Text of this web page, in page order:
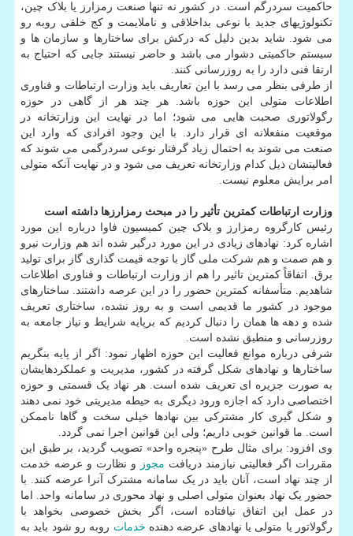
حاکمیت سردرگم است. در کشور نه تنها صنعت رمزارز یا بلاک چین،
تکنولوژیهای جدید با نوعی بداخلاقی و ناملایمت و کج خلقی روبه رو
می شود. شاید بدین دلیل که درکش برای ساختارها و سازمان ها و
سیستم حاکمیتی دشوار می باشد و حاضر نیستند جایی که احتیاج به
ارتقا فنی دارد را به روزرسانی کنند.
از طرفی بنظر می رسد با این تعاریف باید وزارت ارتباطات و فناوری
اطلاعات متولی این حوزه باشد. هر چند هر از گاهی در حوزه
رگولاتوری صحبت هایی می شود؛ اما در نهایت این وزارتخانه در
موقعیت منفعلانه ای قرار دارد. با این وجود افرادی که وارد این
صنعت می شوند به احتمال زیاد گرفتار نوعی سردرگمی می شوند که
فعالیتشان ذیل کدام وزارتخانه تعریف می شود و در نهایت آنکه متولی
امر برایش معلوم نیست.
وزارت ارتباطات کمترین تأثیر را در مبحث رمزارزها داشته است
رئیس کارگروه رمزارز و بلاک چین کمیسیون فاوا درباره این مورد
اشاره کرد: نهادهای زیادی در این مورد درگیر شده اند هم وزارت نیرو
و هم صمت و هم شرکت ملی گاز با توجه قیمت گذاری گاز برای تولید
برق. اتفاقاً کمترین تاثیر را هم از وزارت ارتباطات و فناوری اطلاعات
شاهدیم. متأسفانه کمترین حضور را در این عرصه داشتند. ساختارهای
موجود در کشور ما قدیمی است و به روز نشده، ساختاری تعریف
شده و دهه ها همان را دنبال کردیم که برپایه شرایط و نیاز جامعه به
روزرسانی و منطبق نشده است.
شرفی درباره موانع فعالیت این حوزه اظهار نمود: اگر از پایه بنگریم
ساختارها و نهادهای شکل گرفته در کشور، مدیریت و عملکردهایشان
به صورت جزیره ای تعریف شده است. هر نهاد یک قسمتی و حوزه
اختصاصی دارد که اجازه ورود دیگری به حیطه مدیریتی خود نمی دهند
و شکل گیری کار مشترکی بین نهادها خیلی سخت و گاها ناممکن
است. ما قوانین خوبی داریم؛ ولی این قوانین اجرا نمی گردد.
وی افزود: برای مثال طرح «پنجره واحد» تصویب گردید، بر طبق این
مقررات اگر فعالیتی نیازمند دریافت مجوز
و نظارت و عرضه خدمت
از چند نهاد است، آنان باید در یک سامانه مشترک آنرا عرضه کنند. با
حضور یک نهاد بعنوان متولی اصلی و نهاد محوری در سامانه واحد. اما
در عمل این اتفاق نیافتاده است، اگر بخش خصوصی بخواهد با
رگولاتور یا متولی یا نهادهای عرضه دهنده خدمات روبه رو شود باید به